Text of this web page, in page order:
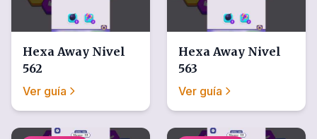
Hexa Away Nivel
562
Ver guía
Hexa Away Nivel
563
Ver guía